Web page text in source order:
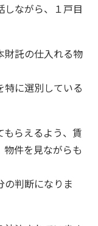
しながら、１戸目
財託の仕入れる物
特に選別している
もらえるよう、賃
件を見ながらも
の判断になりま